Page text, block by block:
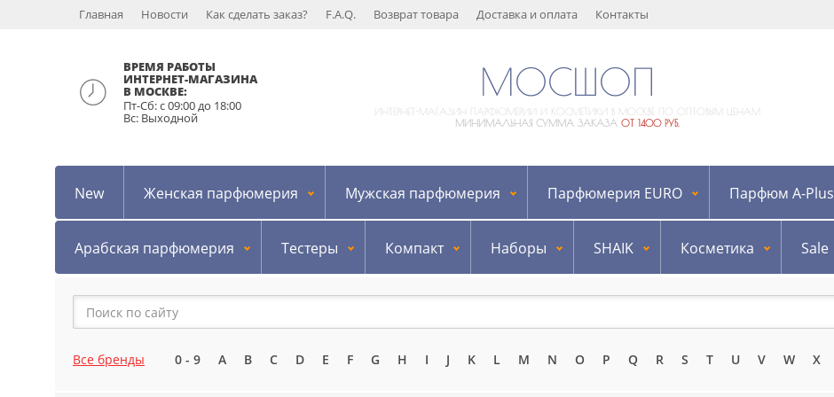
Главная Новости Как сделать заказ? F.A.Q. Возврат товара Доставка и оплата Контакты
ВРЕМЯ РАБОТЫ
ИНТЕРНЕТ-МАГАЗИНА
В МОСКВЕ:
Пт-Сб: с 09:00 до 18:00
Вс: Выходной
МОСШОП
ИНТЕРНЕТ-МАГАЗИН ПАРФЮМЕРИИ И КОСМЕТИКИ В МОСКВЕ ПО ОПТОВЫМ ЦЕНАМ
МИНИМАЛЬНАЯ СУММА ЗАКАЗА ОТ 1400 РУБ.
New Женская парфюмерия Мужская парфюмерия Парфюмерия EURO Парфюм A-Plus
Арабская парфюмерия Тестеры Компакт Наборы SHAIK Косметика Sale
Все бренды 0 - 9 A B C D E F G H I J K L M N O P Q R S T U V W X